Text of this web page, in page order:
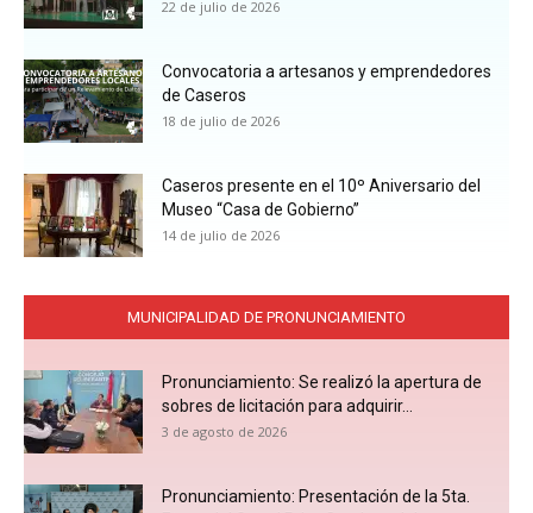
24:32
22 de julio de 2026
Convocatoria a artesanos y emprendedores
de Caseros
18 de julio de 2026
Caseros presente en el 10º Aniversario del
Museo “Casa de Gobierno”
14 de julio de 2026
MUNICIPALIDAD DE PRONUNCIAMIENTO
Pronunciamiento: Se realizó la apertura de
sobres de licitación para adquirir...
3 de agosto de 2026
Pronunciamiento: Presentación de la 5ta.